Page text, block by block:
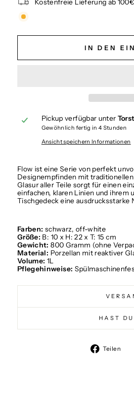
IN DEN
Pickup verfügbar unter
Gewöhnlich fertig in 4 Stunden
Ansicht speichern Informationen
Flow ist eine Serie von perfekt
Designempfinden mit
Glasur aller Teile sorgt für einen
einfachen, klaren Linien und ihrem
Tischgedeck eine ausdrucksstarke
Farben: schwarz, off-white
Größe: B: 10 x H: 22 x T: 15 cm
Gewicht: 800 Gramm (ohne
Material: Porzellan mit reaktiver
Volume: 1L
Pflegehinweise:
HAST
Teilen